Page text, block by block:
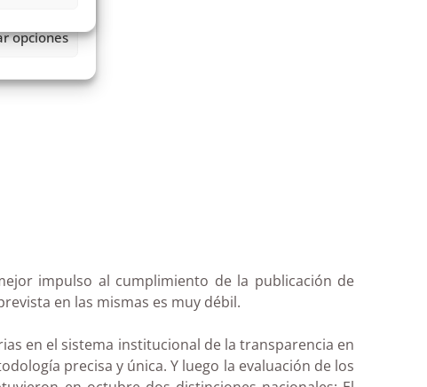
impulso al cumplimiento de la publicación de
en las mismas es muy débil.
en el sistema institucional de la transparencia en
precisa y única. Y luego la evaluación de los